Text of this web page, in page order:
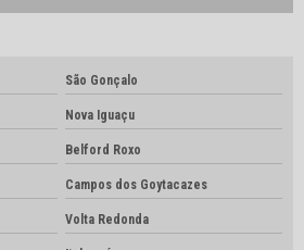
São Gonçalo
Nova Iguaçu
Belford Roxo
Campos dos Goytacazes
Volta Redonda